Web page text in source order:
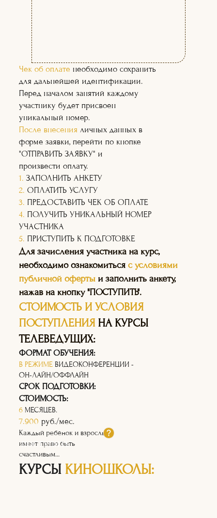
(02)
(03)
Чек об оплате необходимо сохранить
для дальнейшей идентификации.
Перед началом занятий каждому
участнику будет присвоен
уникальный номер.
После внесения личных данных в
форме заявки, перейти по кнопке
"ОТПРАВИТЬ ЗАЯВКУ" и
произвести оплату.
1. ЗАПОЛНИТЬ АНКЕТУ
2. ОПЛАТИТЬ УСЛУГУ
3. ПРЕДОСТАВИТЬ ЧЕК ОБ ОПЛАТЕ
4. ПОЛУЧИТЬ УНИКАЛЬНЫЙ НОМЕР
УЧАСТНИКА
5. ПРИСТУПИТЬ К ПОДГОТОВКЕ
Для зачисления участника на курс,
необходимо ознакомиться с условиями
публичной оферты и заполнить анкету,
нажав на кнопку "ПОСТУПИТЬ".
СТОИМОСТЬ И УСЛОВИЯ
ПОСТУПЛЕНИЯ НА КУРСЫ
ТЕЛЕВЕДУЩИХ:
ФОРМАТ ОБУЧЕНИЯ:
В РЕЖИМЕ ВИДЕОКОНФЕРЕНЦИИ -
ОН-ЛАЙН/ОФФЛАЙН
СРОК ПОДГОТОВКИ:
СТОИМОСТЬ:
6 МЕСЯЦЕВ.
7.900 руб./мес.
ПОСТУПИТЬ
Каждый ребёнок и взрослый
имеет право быть
счастливым...
КУРСЫ КИНОШКОЛЫ: